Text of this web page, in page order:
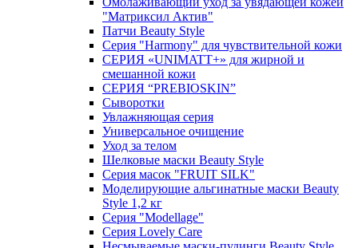
"Матриксил Актив"
Патчи Beauty Style
Серия "Harmony" для чувствительной кожи
СЕРИЯ «UNIMATT+» для жирной и
смешанной кожи
СЕРИЯ “PREBIOSKIN”
Сыворотки
Увлажняющая серия
Универсальное очищение
Уход за телом
Шелковые маски Beauty Style
Серия масок "FRUIT SILK"
Моделирующие альгинатные маски Beauty
Style 1,2 кг
Серия "Modellage"
Cерия Lovely Care